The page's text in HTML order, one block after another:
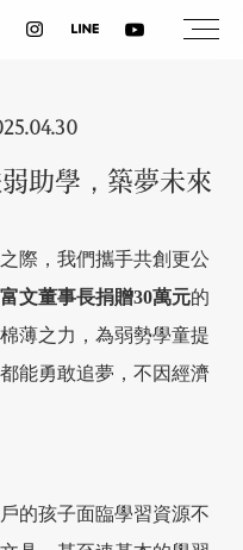
最新消息
設計案例
聯絡我們
助學，築夢未來
之際，我們攜手共創更公
文董事長捐贈30萬元的
薄之力，為弱勢學童提
能勇敢追夢，不因經濟
的孩子面臨學習資源不